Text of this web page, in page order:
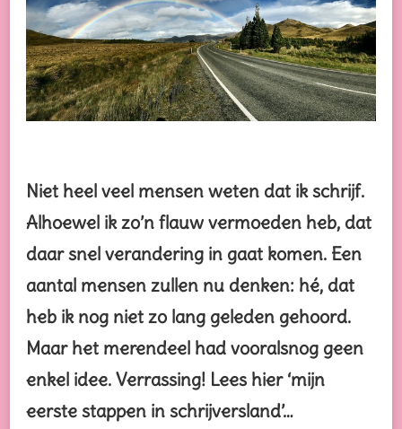
Niet heel veel mensen weten dat ik schrijf.
Alhoewel ik zo’n flauw vermoeden heb, dat
daar snel verandering in gaat komen. Een
aantal mensen zullen nu denken: hé, dat
heb ik nog niet zo lang geleden gehoord.
Maar het merendeel had vooralsnog geen
enkel idee. Verrassing! Lees hier ‘mijn
eerste stappen in schrijversland’…